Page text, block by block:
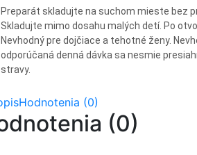
Preparát skladujte na suchom mieste bez
Skladujte mimo dosahu malých detí. Po
Nevhodný pre dojčiace a tehotné ženy.
odporúčaná denná dávka sa nesmie
stravy.
Hodnotenia (0)
(0)